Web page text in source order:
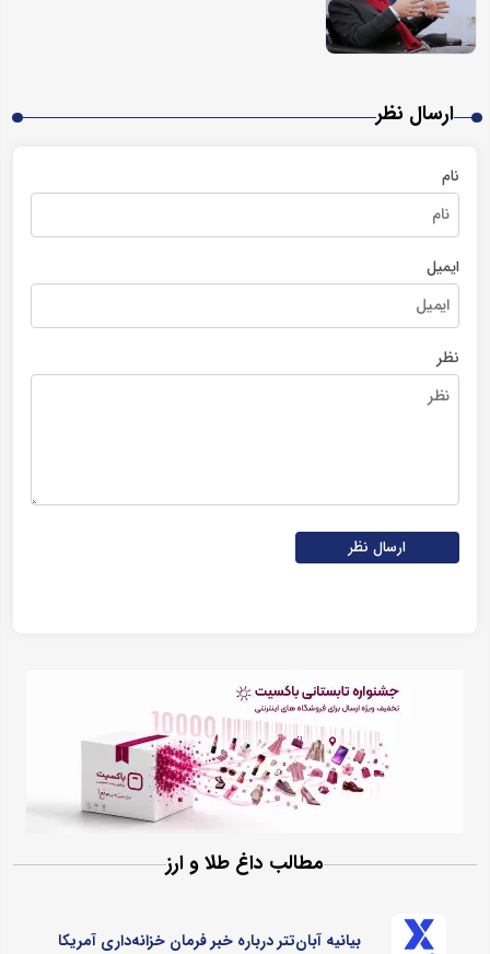
ارسال نظر
نام
ایمیل
نظر
ارسال نظر
مطالب داغ طلا و ارز
بیانیه آبان‌تتر درباره خبر فرمان خزانه‌داری آمریکا